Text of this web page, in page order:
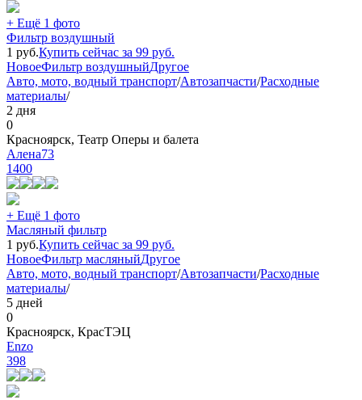
+ Ещё 1 фото
Фильтр воздушный
1 руб.Купить сейчас за 99 руб.
НовоеФильтр воздушныйДругое
Авто, мото, водный транспорт/Автозапчасти/Расходные
материалы/
2 дня
0
Красноярск, Театр Оперы и балета
Алена73
1400
+ Ещё 1 фото
Масляный фильтр
1 руб.Купить сейчас за 99 руб.
НовоеФильтр масляныйДругое
Авто, мото, водный транспорт/Автозапчасти/Расходные
материалы/
5 дней
0
Красноярск, КрасТЭЦ
Еnzo
398